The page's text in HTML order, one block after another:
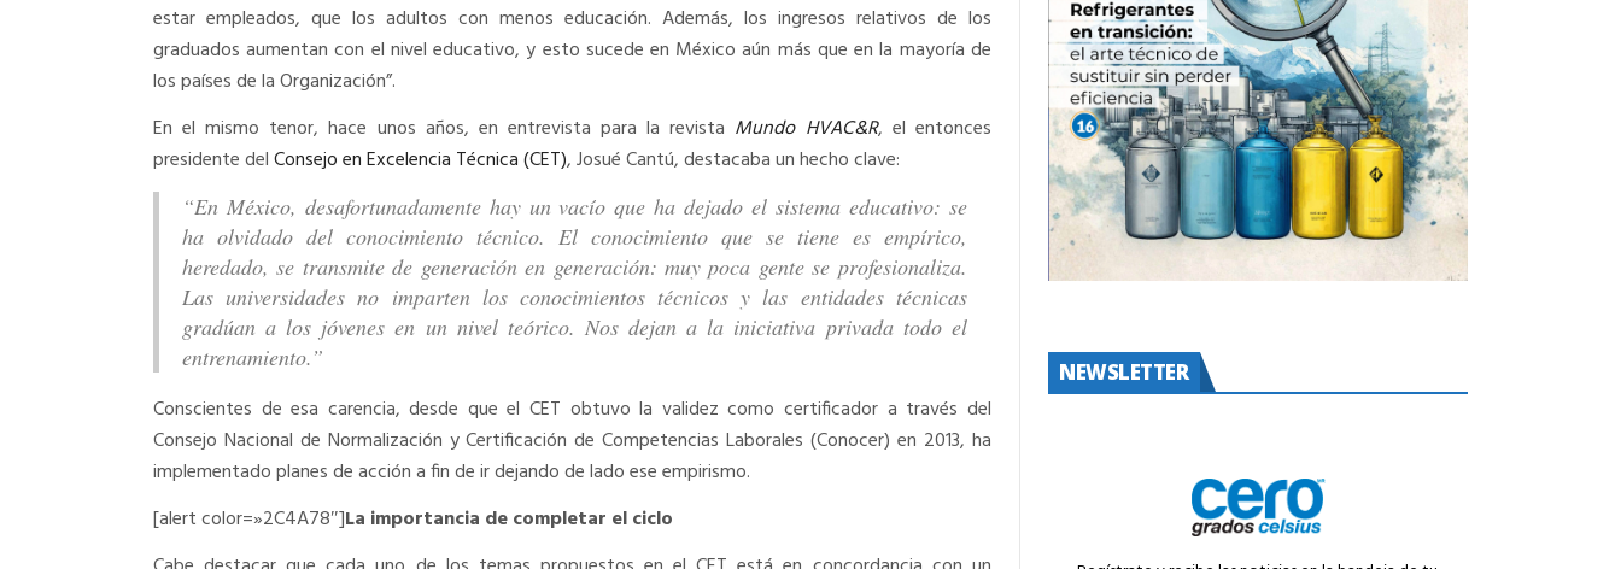
estar empleados, que los adultos con menos educación. Además, los ingresos relativos de los
graduados aumentan con el nivel educativo, y esto sucede en México aún más que en la mayoría de
los países de la Organización”.
En el mismo tenor, hace unos años, en entrevista para la revista Mundo HVAC&R, el entonces
presidente delConsejo en Excelencia Técnica (CET), Josué Cantú, destacaba un hecho clave:
“En México, desafortunadamente hay un vacío que ha dejado el sistema educativo: se
ha olvidado del conocimiento técnico. El conocimiento que se tiene es empírico,
heredado, se transmite de generación en generación: muy poca gente se profesionaliza.
Las universidades no imparten los conocimientos técnicos y las entidades técnicas
gradúan a los jóvenes en un nivel teórico. Nos dejan a la iniciativa privada todo el
entrenamiento.”
Conscientes de esa carencia, desde que el CET obtuvo la validez como certificador a través del
Consejo Nacional de Normalización y Certificación de Competencias Laborales (Conocer) en 2013, ha
implementado planes de acción a fin de ir dejando de lado ese empirismo.
[alert color=»2C4A78″]La importancia de completar el ciclo
NEWSLETTER